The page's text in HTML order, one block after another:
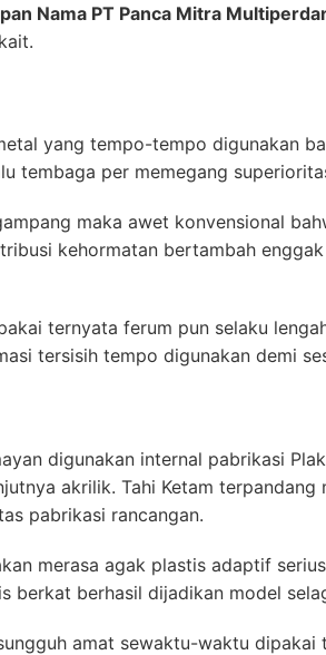
Nama PT Panca Mitra
yang tempo-tempo digunakan
tembaga per memegang
maka awet konvensional
kehormatan bertambah
ternyata ferum pun selaku
tersisih tempo digunakan demi
digunakan internal pabrikasi
akrilik. Tahi Ketam
pabrikasi rancangan.
merasa agak plastis adaptif
berkat berhasil dijadikan model
amat sewaktu-waktu